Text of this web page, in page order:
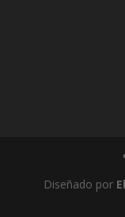
Diseñado por